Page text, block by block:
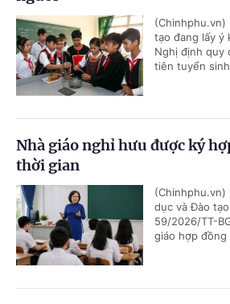
(Chinhphu.vn)
tạo đang lấy ý
Nghị định quy
tiên tuyển
Nhà giáo nghỉ hưu được ký
thời gian
(Chinhphu.vn)
dục và Đào
59/2026/TT-
giáo hợp